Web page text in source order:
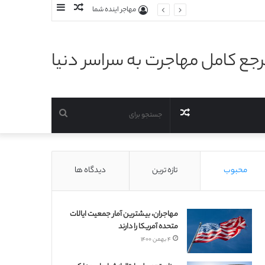
نوشته
مهاجر اینده شما
کامل مهاجرت به سراسر دنیا
برای
نوشته
تصادفی
محبوب تازه ترین دیدگاه ها
مهاجران، بیشترین آمار جمعیت ایالات
متحده آمریکا را دارند
۴ بهمن ۱۴۰۰